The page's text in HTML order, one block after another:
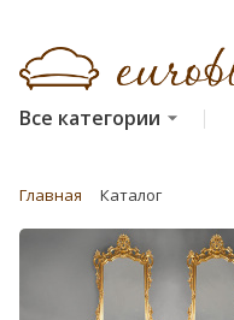
Все категории
Главная Каталог